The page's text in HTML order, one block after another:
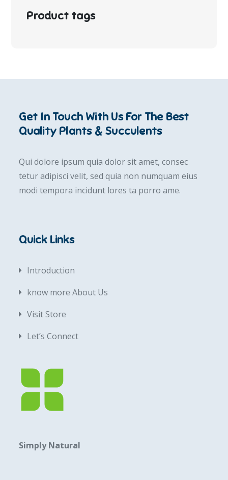
Product tags
Get In Touch With Us For The Best
Quality Plants & Succulents
Qui dolore ipsum quia dolor sit amet, consec
tetur adipisci velit, sed quia non numquam eius
modi tempora incidunt lores ta porro ame.
Quick Links
Introduction
know more About Us
Visit Store
Let’s Connect
Simply Natural